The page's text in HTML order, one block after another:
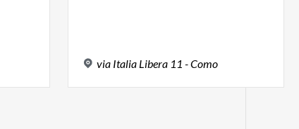
via Italia Libera 11 -Como